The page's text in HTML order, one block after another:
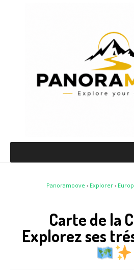
Panoramoove › Explorer ›
Carte de la
Explorez ses